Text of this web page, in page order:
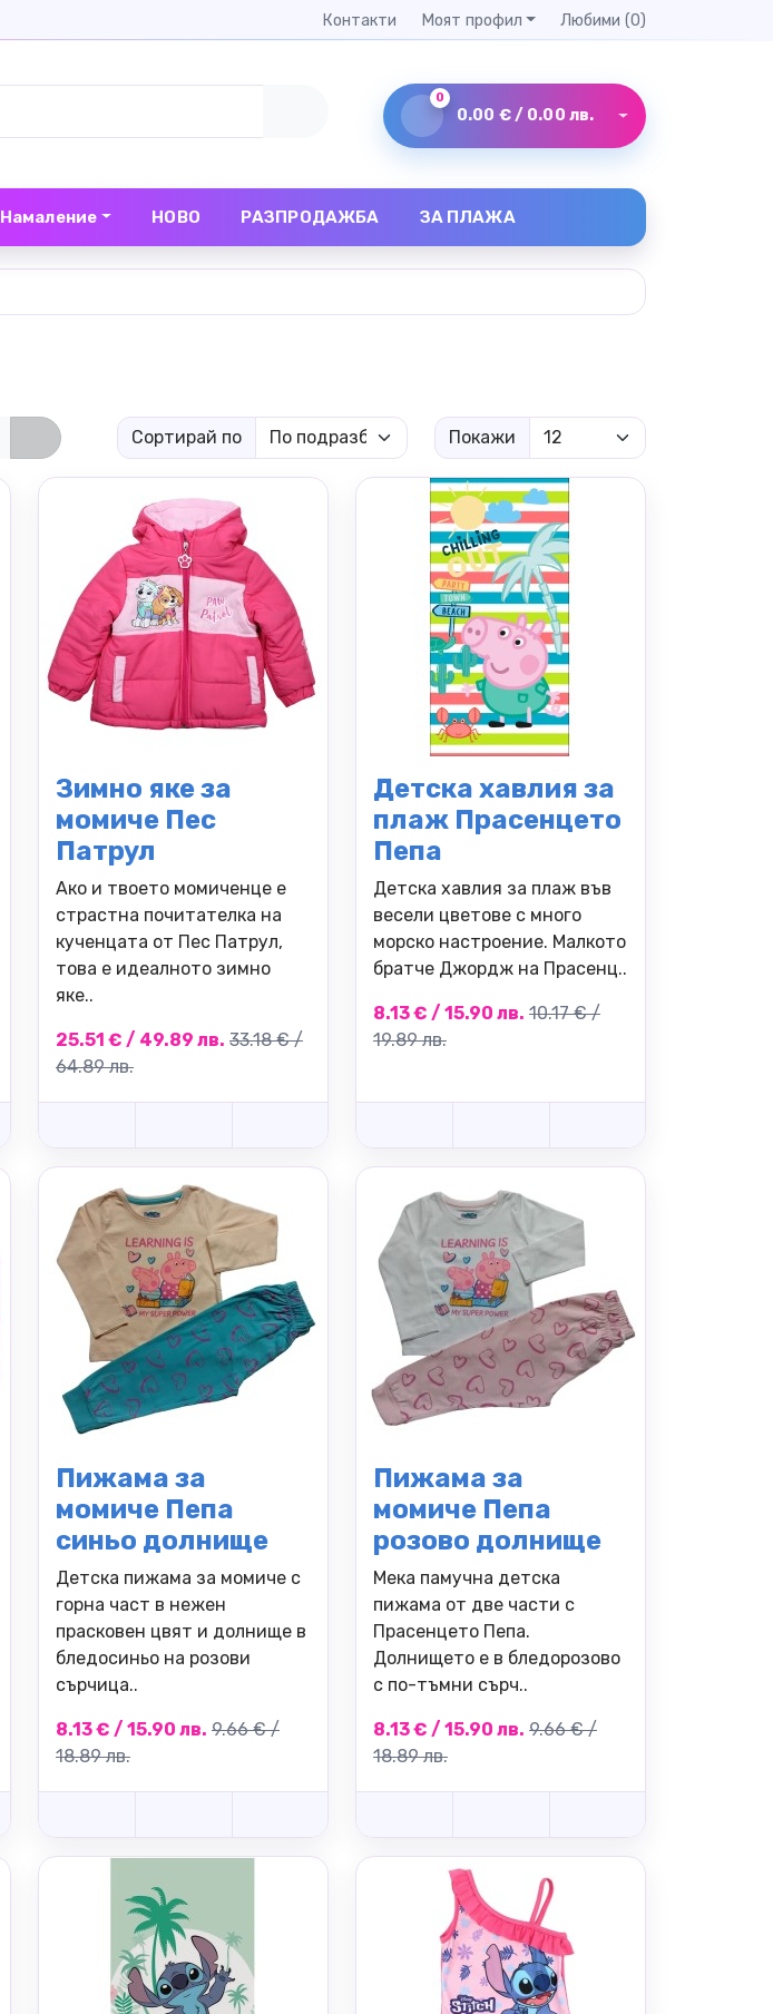
Контакти Моят профил Любими (0)
0
0.00 € / 0.00 лв.
Намаление НОВО РАЗПРОДАЖБА ЗА ПЛАЖА
Сортирай по Покажи
Зимно яке за
момиче Пес
Патрул
Ако и твоето момиченце е
страстна почитателка на
кученцата от Пес Патрул,
това е идеалното зимно
яке..
25.51 € / 49.89 лв. 33.18 € /
64.89 лв.
Детска хавлия за
плаж Прасенцето
Пепа
Детска хавлия за плаж във
весели цветове с много
морско настроение. Малкото
братче Джордж на Прасенц..
8.13 € / 15.90 лв. 10.17 € /
19.89 лв.
Пижама за
момиче Пепа
синьо долнище
Детска пижама за момиче с
горна част в нежен
прасковен цвят и долнище в
бледосиньо на розови
сърчица..
8.13 € / 15.90 лв. 9.66 € /
18.89 лв.
Пижама за
момиче Пепа
розово долнище
Мека памучна детска
пижама от две части с
Прасенцето Пепа.
Долнището е в бледорозово
с по-тъмни сърч..
8.13 € / 15.90 лв. 9.66 € /
18.89 лв.